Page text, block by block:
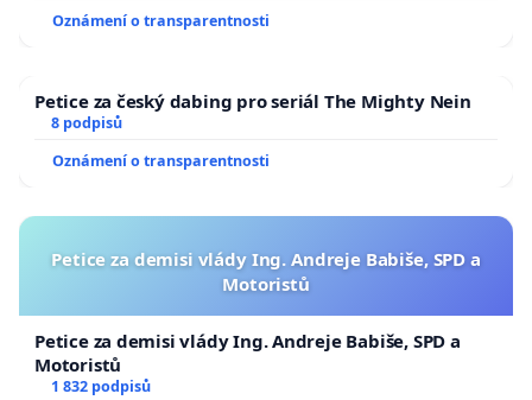
Oznámení o transparentnosti
Petice za český dabing pro seriál The Mighty Nein
8 podpisů
Oznámení o transparentnosti
Petice za demisi vlády Ing. Andreje Babiše, SPD a
Motoristů
Petice za demisi vlády Ing. Andreje Babiše, SPD a
Motoristů
1 832 podpisů